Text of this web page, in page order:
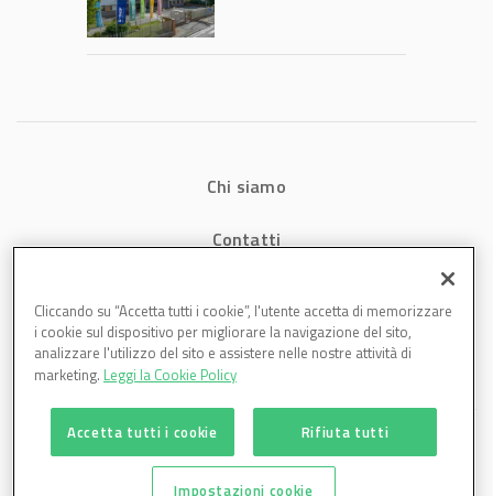
Chi siamo
Contatti
Cookies
Cliccando su “Accetta tutti i cookie”, l'utente accetta di memorizzare
i cookie sul dispositivo per migliorare la navigazione del sito,
analizzare l'utilizzo del sito e assistere nelle nostre attività di
marketing. Leggi la Cookie Policy
Accetta tutti i cookie Rifiuta tutti
Impostazioni cookie